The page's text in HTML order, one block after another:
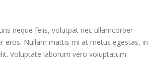
neque felis, volutpat nec ullamcorper
eros. Nullam mattis mi at metus egestas, in
Voluptate laborum vero voluptatum.